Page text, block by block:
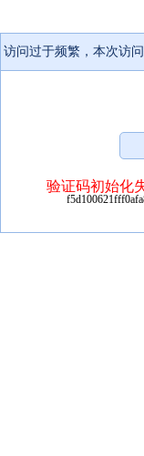
访问过于频繁，本次访问
验证码初始化